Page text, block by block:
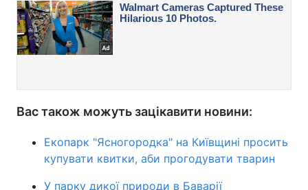
Вас також можуть зацікавити новини:
Екопарк "Ясногородка" на Київщині просить
купувати квитки, аби прогодувати тварин
У парку дикої природи в Баварії